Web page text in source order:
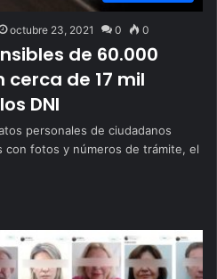
octubre 23, 2021 0 0
de 60.000
de 17 mil
DNI
personales de ciudadanos
con fotos y números de trámite, el